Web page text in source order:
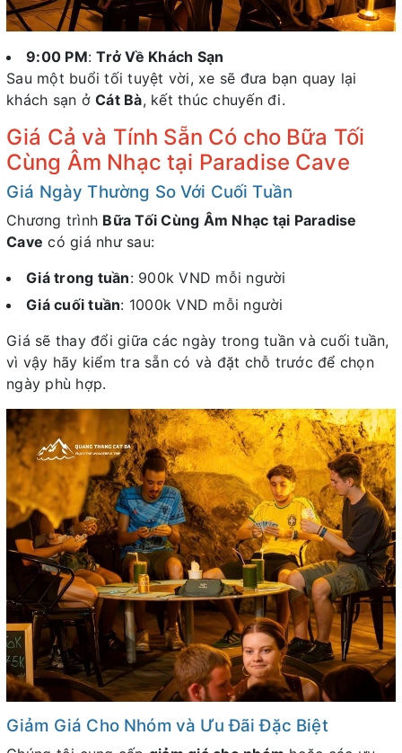
9:00 PM:Trở Về Khách Sạn
Sau một buổi tối tuyệt vời, xe sẽ đưa bạn quay lại
khách sạn ở Cát Bà, kết thúc chuyến đi.
Giá Cả và Tính Sẵn Có cho Bữa Tối
Cùng Âm Nhạc tại Paradise Cave
Giá Ngày Thường So Với Cuối Tuần
Chương trình Bữa Tối Cùng Âm Nhạc tại Paradise
Cave có giá như sau:
Giá trong tuần: 900k VND mỗi người
Giá cuối tuần: 1000k VND mỗi người
Giá sẽ thay đổi giữa các ngày trong tuần và cuối tuần,
vì vậy hãy kiểm tra sẵn có và đặt chỗ trước để chọn
ngày phù hợp.
Giảm Giá Cho Nhóm và Ưu Đãi Đặc Biệt